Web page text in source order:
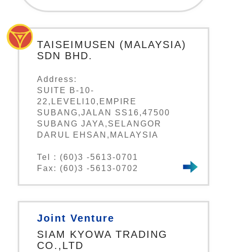
TAISEIMUSEN (MALAYSIA)
SDN BHD.
Address:
SUITE B-10-
22,LEVELl10,EMPIRE
SUBANG,JALAN SS16,47500
SUBANG JAYA,SELANGOR
DARUL EHSAN,MALAYSIA
Tel : (60)3 -5613-0701
Fax: (60)3 -5613-0702
Joint Venture
SIAM KYOWA TRADING
CO.,LTD